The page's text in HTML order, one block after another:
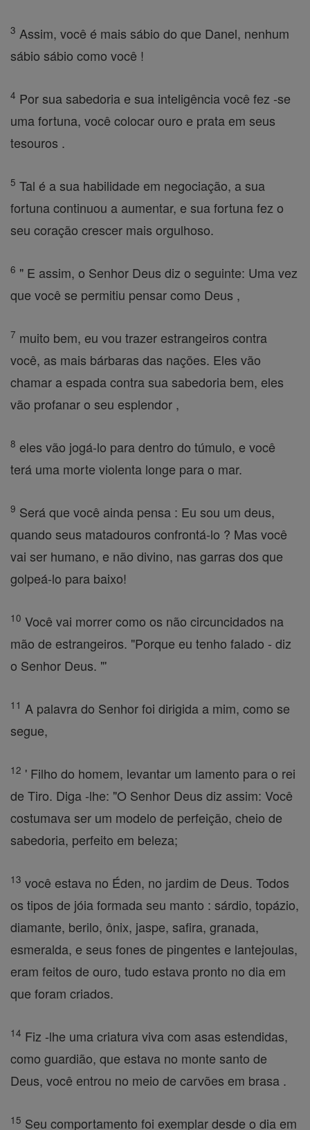
3 Assim, você é mais sábio do que Danel, nenhum
sábio sábio como você !
4 Por sua sabedoria e sua inteligência você fez -se
uma fortuna, você colocar ouro e prata em seus
tesouros .
5 Tal é a sua habilidade em negociação, a sua
fortuna continuou a aumentar, e sua fortuna fez o
seu coração crescer mais orgulhoso.
6 " E assim, o Senhor Deus diz o seguinte: Uma vez
que você se permitiu pensar como Deus ,
7 muito bem, eu vou trazer estrangeiros contra
você, as mais bárbaras das nações. Eles vão
chamar a espada contra sua sabedoria bem, eles
vão profanar o seu esplendor ,
8 eles vão jogá-lo para dentro do túmulo, e você
terá uma morte violenta longe para o mar.
9 Será que você ainda pensa : Eu sou um deus,
quando seus matadouros confrontá-lo ? Mas você
vai ser humano, e não divino, nas garras dos que
golpeá-lo para baixo!
10 Você vai morrer como os não circuncidados na
mão de estrangeiros. "Porque eu tenho falado - diz
o Senhor Deus. "'
11 A palavra do Senhor foi dirigida a mim, como se
segue,
12 ' Filho do homem, levantar um lamento para o rei
de Tiro. Diga -lhe: "O Senhor Deus diz assim: Você
costumava ser um modelo de perfeição, cheio de
sabedoria, perfeito em beleza;
13 você estava no Éden, no jardim de Deus. Todos
os tipos de jóia formada seu manto : sárdio, topázio,
diamante, berilo, ônix, jaspe, safira, granada,
esmeralda, e seus fones de pingentes e lantejoulas,
eram feitos de ouro, tudo estava pronto no dia em
que foram criados.
14 Fiz -lhe uma criatura viva com asas estendidas,
como guardião, que estava no monte santo de
Deus, você entrou no meio de carvões em brasa .
15 Seu comportamento foi exemplar desde o dia em